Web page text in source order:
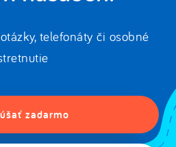
telefonáty či osobné
zadarmo